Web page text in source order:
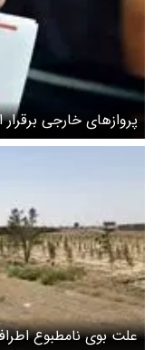
پروازهای خارجی
علت بوی نامطبوع